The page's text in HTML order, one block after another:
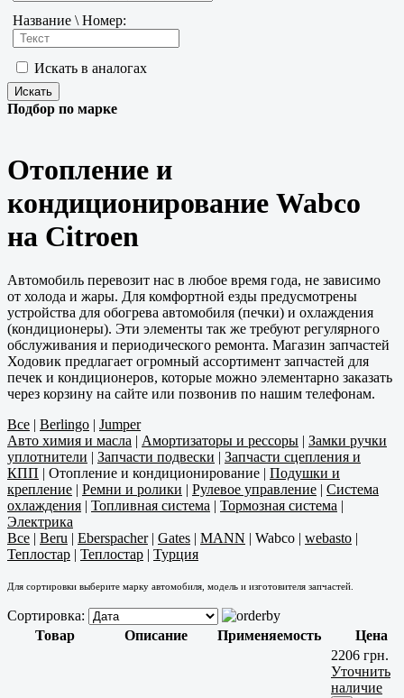
Название \ Номер:
Искать в аналогах
Подбор по марке
Отопление и
кондиционирование Wabco
на Citroen
Автомобиль перевозит нас в любое время года, не зависимо
от холода и жары. Для комфортной езды предусмотрены
устройства для обогрева автомобиля (печки) и охлаждения
(кондиционеры). Эти элементы так же требуют регулярного
обслуживания и периодического ремонта. Магазин запчастей
Ходовик предлагает огромный ассортимент запчастей для
печек и кондиционеров, которые можно элементарно заказать
через корзину на сайте или позвонив по нашим телефонам.
Все | Berlingo | Jumper
Авто химия и масла | Амортизаторы и рессоры | Замки ручки
уплотнители | Запчасти подвески | Запчасти сцепления и
КПП | Отопление и кондиционирование | Подушки и
крепление | Ремни и ролики | Рулевое управление | Система
охлаждения | Топливная система | Тормозная система |
Электрика
Все | Beru | Eberspacher| Gates | MANN | Wabco | webasto |
Теплостар | Теплостар | Турция
Для сортировки выберите марку автомобиля, модель и изготовителя запчастей.
Сортировка:
Товар
Описание Применяемость Цена
2206 грн.
Уточнить
наличие